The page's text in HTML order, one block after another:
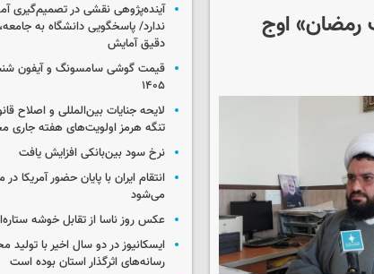
رمضان» اوج
آینده‌پژوهی نقشی در تصمیم‌گیری
ندارد/ پاسخگویی دانشگاه به
دقیق آمایش
۱۴۰۵
لایحه جنایات بین‌المللی و اصلاح
تنگه هرمز اولویت‌های هفته جاری
نرخ سود بین‌بانکی افزایش یافت
انتقام ایران با پایان حضور آمریکا
می‌شود
عکس روز ناسا از تقابل خوشه
ایسکانیوز در دو سال اخیر با تولید
رسانه‌های اثرگذار استان بوده است